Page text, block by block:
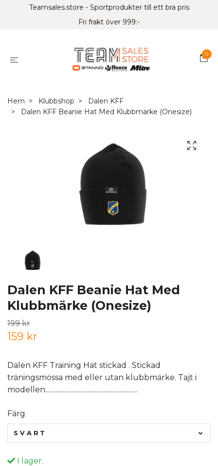
Teamsales.store - Sportprodukter till ett bra pris
Fri frakt över 999:-
0
Hem Klubbshop
Dalen KFF
Dalen KFF Beanie Hat Med Klubbmärke (Onesize)
Dalen KFF Beanie Hat Med
Klubbmärke (Onesize)
199 kr
159 kr
Dalen KFF Training Hat stickad . Stickad
träningsmössa med eller utan klubbmärke. Tajt i
modellen...............................................................
Färg
SVART
I lager.